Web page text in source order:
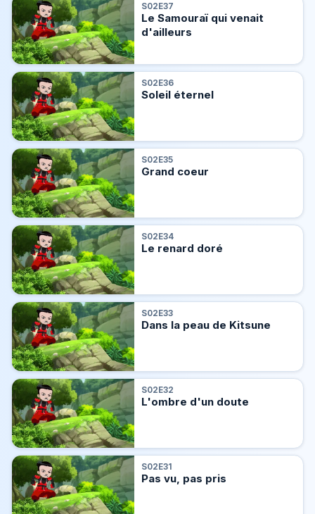
S02E37
Le Samouraï qui venait
d'ailleurs
S02E36
Soleil éternel
S02E35
Grand coeur
S02E34
Le renard doré
S02E33
Dans la peau de Kitsune
S02E32
L'ombre d'un doute
S02E31
Pas vu, pas pris